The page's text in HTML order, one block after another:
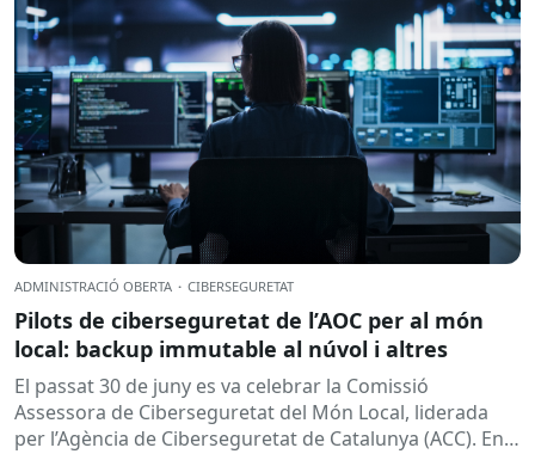
ADMINISTRACIÓ OBERTA · CIBERSEGURETAT
Pilots de ciberseguretat de l’AOC per al món
local: backup immutable al núvol i altres
El passat 30 de juny es va celebrar la Comissió
Assessora de Ciberseguretat del Món Local, liderada
per l’Agència de Ciberseguretat de Catalunya (ACC). En